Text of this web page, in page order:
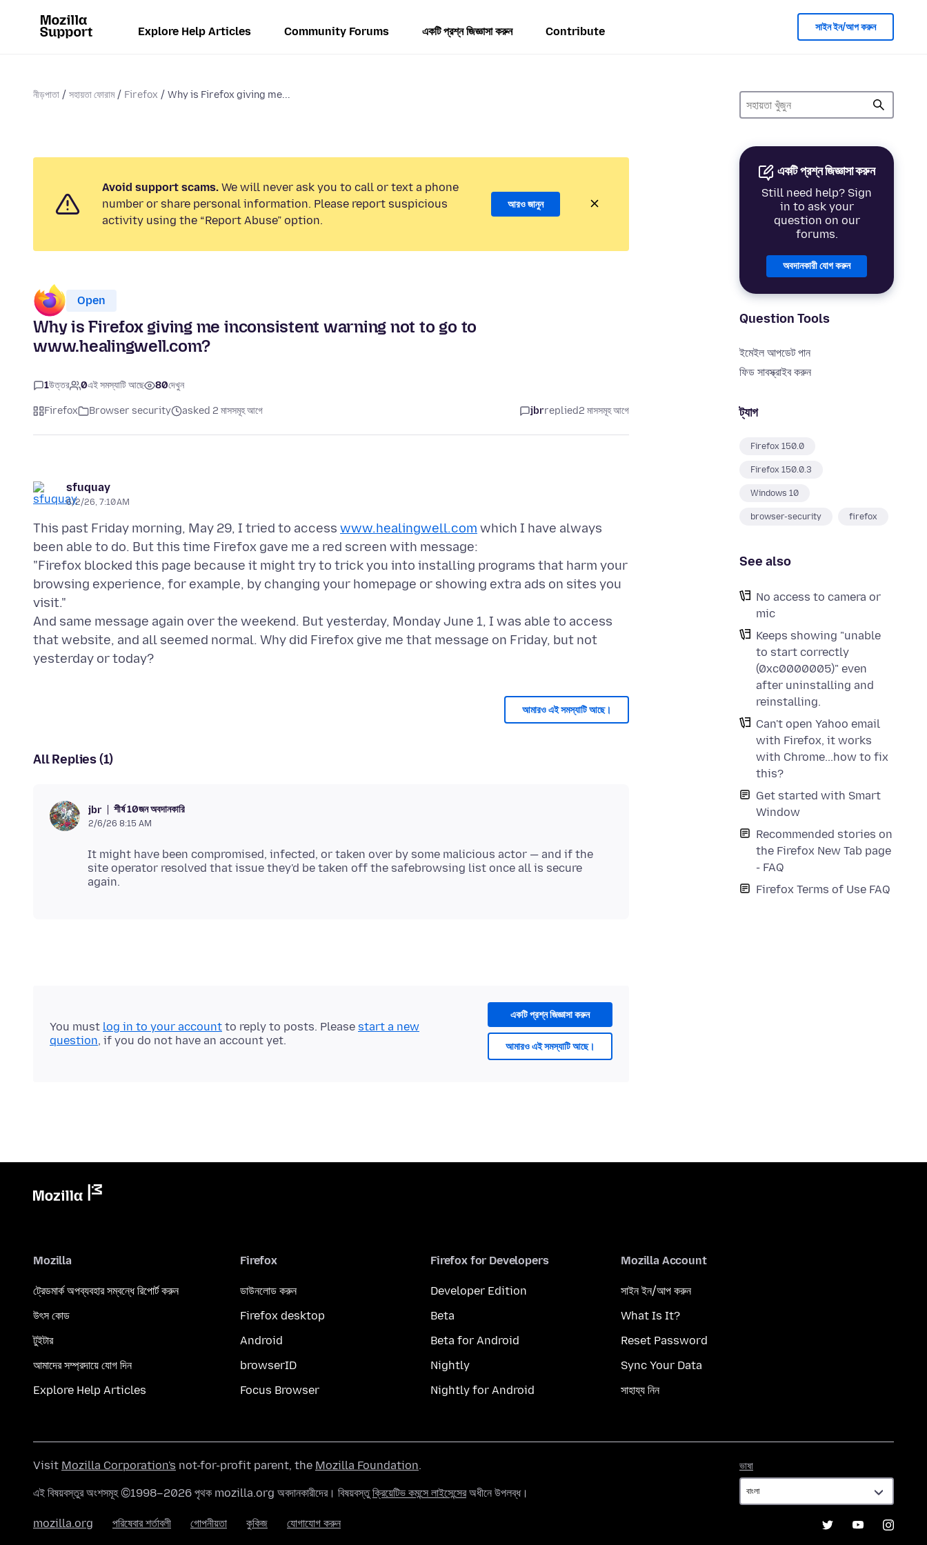
Explore Help Articles Community Forums একটি প্রশ্ন জিজ্ঞাসা করুন Contribute সাইন ইন/আপ করুন
নীড়পাতা সহায়তা ফোরাম Firefox Why is Firefox giving me...
একটি প্রশ্ন জিজ্ঞাসা করুন
Still need help? Sign
in to ask your
question on our
forums.
অবদানকারী যোগ করুন
Question Tools
ইমেইল আপডেট পান
ফিড সাবস্ক্রাইব করুন
ট্যাগ
Firefox 150.0
Firefox 150.0.3
Windows 10
browser-security firefox
See also
No access to camera or
mic
Keeps showing "unable
to start correctly
(0xc0000005)" even
after uninstalling and
reinstalling.
Can't open Yahoo email
with Firefox, it works
with Chrome...how to fix
this?
Get started with Smart
Window
Recommended stories on
the Firefox New Tab page
- FAQ
Firefox Terms of Use FAQ
Avoid support scams. We will never ask you to call or text a phone
number or share personal information. Please report suspicious
activity using the “Report Abuse” option.
আরও জানুন
Open
Why is Firefox giving me inconsistent warning not to go to
www.healingwell.com?
1উত্তর 0এই সমস্যাটি আছে 80দেখুন
Firefox Browser security asked 2 মাসসমূহ আগে jbrreplied2 মাসসমূহ আগে
sfuquay
6/2/26, 7:10 AM
This past Friday morning, May 29, I tried to access www.healingwell.com which I have always
been able to do. But this time Firefox gave me a red screen with message:
"Firefox blocked this page because it might try to trick you into installing programs that harm your
browsing experience, for example, by changing your homepage or showing extra ads on sites you
visit."
And same message again over the weekend. But yesterday, Monday June 1, I was able to access
that website, and all seemed normal. Why did Firefox give me that message on Friday, but not
আমারও এই সমস্যাটি আছে।
All Replies (1)
jbr শীর্ষ 10জন অবদানকারি
2/6/26 8:15 AM
It might have been compromised, infected, or taken over by some malicious actor — and if the
site operator resolved that issue they'd be taken off the safebrowsing list once all is secure
একটি প্রশ্ন জিজ্ঞাসা করুন
আমারও এই সমস্যাটি আছে।
You must log in to your account to reply to posts. Please start a new
question, if you do not have an account yet.
Mozilla
ট্রেডমার্ক অপব্যবহার সম্বন্ধে রিপোর্ট করুন
উৎস কোড
টুইটার
আমাদের সম্প্রদায়ে যোগ দিন
Explore Help Articles
Firefox
ডাউনলোড করুন
Firefox desktop
Android
browserID
Focus Browser
Firefox for Developers
Developer Edition
Beta
Beta for Android
Nightly
Nightly for Android
Mozilla Account
সাইন ইন/আপ করুন
What Is It?
Reset Password
Sync Your Data
সাহায্য নিন
ভাষা
Visit Mozilla Corporation's not-for-profit parent, the Mozilla Foundation.
এই বিষয়বস্তুর অংশসমূহ ©1998–2026 পৃথক mozilla.org অবদানকারীদের। বিষয়বস্তুক্রিয়েটিভ কমন্সে লাইসেন্সেরঅধীনে উপলব্ধ।
mozilla.org পরিষেবার শর্তাবলী গোপনীয়তা কুকিজ যোগাযোগ করুন